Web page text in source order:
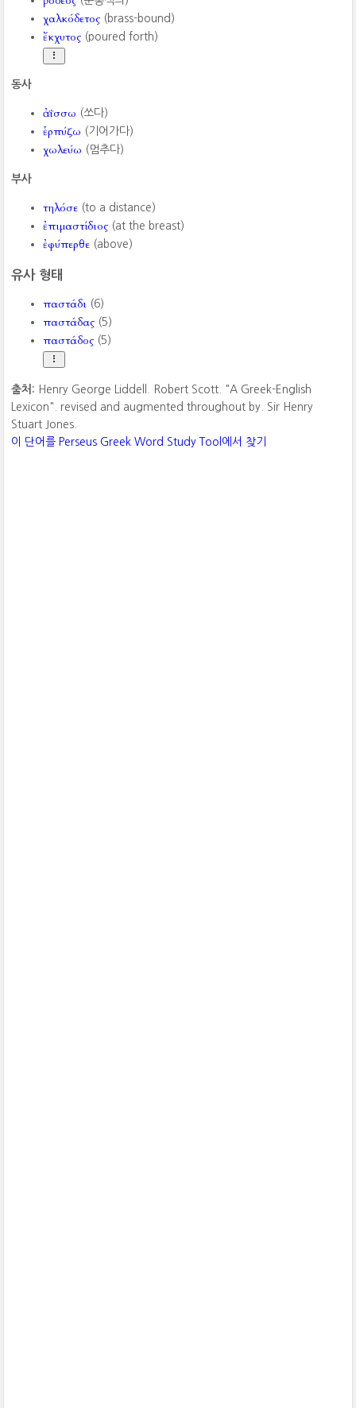
χαλκόδετος (brass-bound)
ἔκχυτος (poured forth)
동사
ἀΐσσω (쏘다)
ἑρπύζω (기어가다)
χωλεύω (멈추다)
부사
τηλόσε (to a distance)
ἐπιμαστίδιος (at the breast)
ἐφύπερθε (above)
유사 형태
παστάδι (6)
παστάδας (5)
παστάδος (5)
출처: Henry George Liddell. Robert Scott. "A Greek-English
Lexicon". revised and augmented throughout by. Sir Henry
Stuart Jones.
이 단어를 Perseus Greek Word Study Tool에서 찾기